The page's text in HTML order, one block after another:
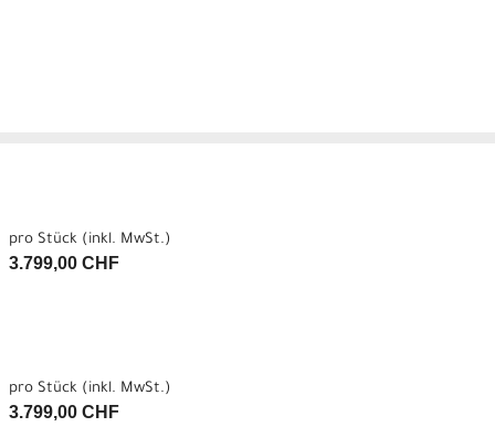
pro Stück (inkl. MwSt.)
3.799,00 CHF
pro Stück (inkl. MwSt.)
3.799,00 CHF